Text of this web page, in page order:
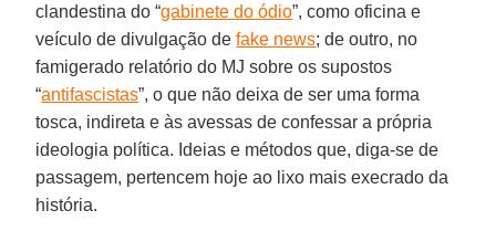
clandestina do “gabinete do ódio”, como oficina e
veículo de divulgação defake news; de outro, no
famigerado relatório do MJ sobre os supostos
“antifascistas”, o que não deixa de ser uma forma
tosca, indireta e às avessas de confessar a própria
ideologia política. Ideias e métodos que, diga-se de
passagem, pertencem hoje ao lixo mais execrado da
história.